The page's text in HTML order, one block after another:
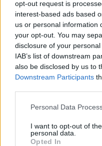
opt-out request is
interest-based ads based
us or personal information
your opt-out. You may
disclosure of your
IAB’s list of downstream
also be disclosed by us to
Downstream Participants
Personal Data
I want to opt-out of
personal data.
Opted In
07/08/2026 - 13:47 ΚΟΣΜΟΣ
ΔΗΜΟΦΙΛΗ